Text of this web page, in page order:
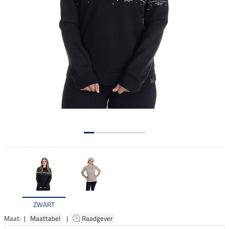
ZWART
Maat: | Maattabel | Raadgever